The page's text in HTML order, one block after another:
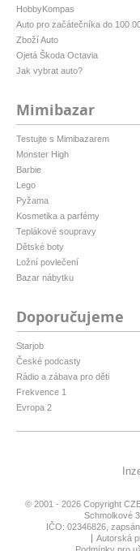
HobbyKompas
Auto pro začátečníka do 100
Zboží Auto
Ojetá Škoda Octavia
Jak vybrat auto?
Mimibazar
Testujte s Mimibazarem
Monster High
Barbie
Lego
Pyžama
Kosmetika a parfémy
Teplákové soupravy
Dětské boty
Ložní povlečení
Bazar nábytku
Doporučujeme
Starjob
České podcasty
Rádio a zábava pro děti
Frekvence 1
Evropa 2
© 2001 - 2026 Copyright
Schmolkové
IČO: 02346826,
Autorská